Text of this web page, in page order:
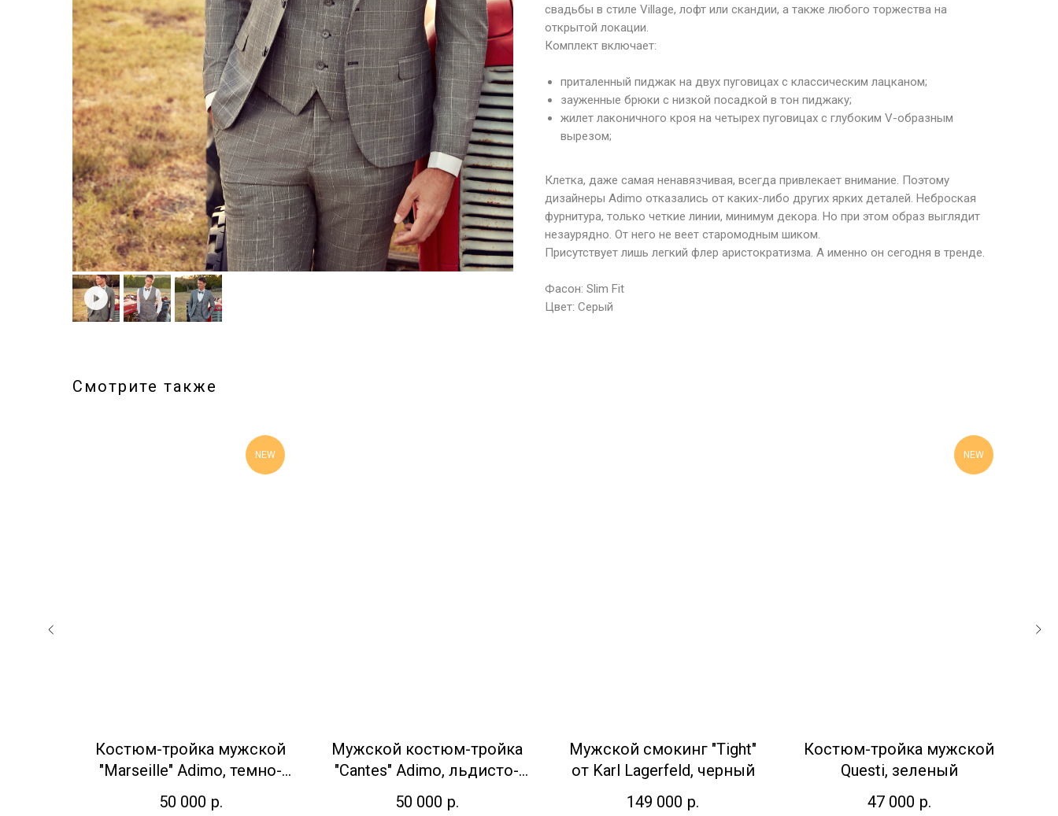
свадьбы в стиле Village, лофт или скандии, а также любого торжества на
открытой локации.
Комплект включает:
приталенный пиджак на двух пуговицах с классическим лацканом;
зауженные брюки с низкой посадкой в тон пиджаку;
жилет лаконичного кроя на четырех пуговицах с глубоким V-образным
вырезом;
Клетка, даже самая ненавязчивая, всегда привлекает внимание. Поэтому
дизайнеры Adimo отказались от каких-либо других ярких деталей. Неброская
фурнитура, только четкие линии, минимум декора. Но при этом образ выглядит
незаурядно. От него не веет старомодным шиком.
Присутствует лишь легкий флер аристократизма. А именно он сегодня в тренде.
Фасон: Slim Fit
Цвет: Серый
Смотрите также
NEW
Костюм-тройка мужской
"Marseille" Adimo, темно-
зеленый
50 000 р.
Мужской костюм-тройка
"Cantes" Adimо, льдисто-
голубой
50 000 р.
Мужской смокинг "Tight"
от Karl Lagerfeld, черный
149 000 р.
NEW
Костюм-тройка мужской
Questi, зеленый
47 000 р.